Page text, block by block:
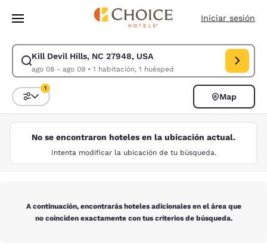
Pasar A Contenido Principal
Iniciar sesión
Kill Devil Hills, NC 27948, USA
ago 08 - ago 09• 1 habitación, 1 huésped
Modificar la búsqueda de Kill Devil Hills, NC 27948, USA. Fecha de
Ordenar y filtrar
1
Map
No se encontraron hoteles en la ubicación actual.
Intenta modificar la ubicación de tu búsqueda.
A continuación, encontrarás hoteles adicionales en el área que
no coinciden exactamente con tus criterios de búsqueda.